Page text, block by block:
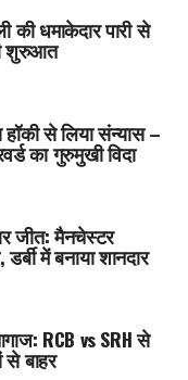
की धमाकेदार पारी से
शुरुआत
से लिया संन्यास –
का गुरुमुखी विदा
जीत: मैनचेस्टर
में बनाया शानदार
RCB vs SRH से
बाहर